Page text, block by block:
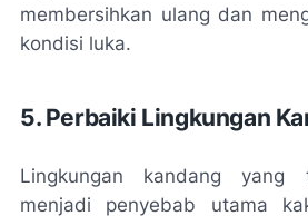
membersihkan ulang dan
kondisi luka.
5. Perbaiki Lingkungan
Lingkungan kandang
menjadi penyebab utama